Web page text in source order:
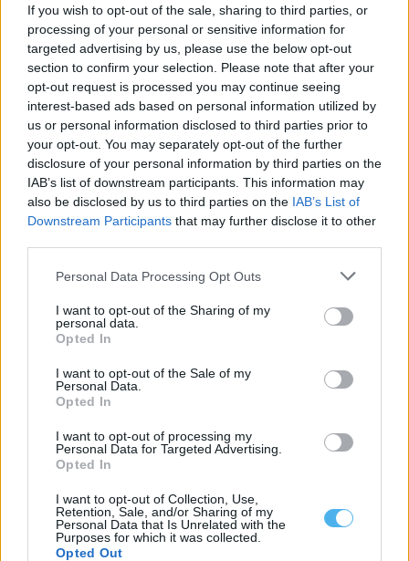
If you wish to opt-out of the sale, sharing to third parties, or
processing of your personal or sensitive information for
targeted advertising by us, please use the below opt-out
section to confirm your selection. Please note that after your
opt-out request is processed you may continue seeing
interest-based ads based on personal information utilized by
us or personal information disclosed to third parties prior to
your opt-out. You may separately opt-out of the further
disclosure of your personal information by third parties on the
IAB’s list of downstream participants. This information may
also be disclosed by us to third parties on the IAB’s List of
Downstream Participants that may further disclose it to other
Personal Data Processing Opt Outs
I want to opt-out of the Sharing of my
personal data.
Opted In
I want to opt-out of the Sale of my
Personal Data.
Opted In
I want to opt-out of processing my
Personal Data for Targeted Advertising.
Opted In
I want to opt-out of Collection, Use,
Retention, Sale, and/or Sharing of my
Personal Data that Is Unrelated with the
Purposes for which it was collected.
Opted Out
6 Agosto, 2026 - 13:00
RodOdemira: Há uma plataforma gratuita que centraliza
A RodOdemira é uma plataforma gratuita que centraliza
informação sobre os transportes no concelho...